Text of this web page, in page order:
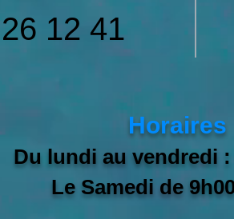
12 41
Horaires
Du lundi au vendredi :
Le Samedi de